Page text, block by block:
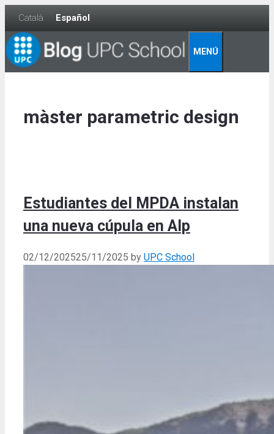
Skip
content
Català Español
MENÚ
màster parametric design
Estudiantes del MPDA instalan
una nueva cúpula en Alp
02/12/202525/11/2025 by UPC School